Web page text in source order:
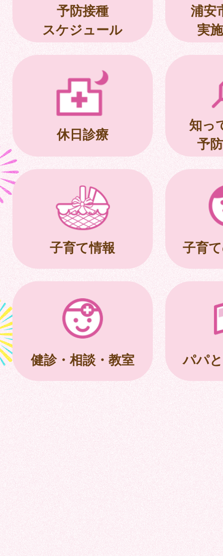
予防接種
スケジュール
浦安
実
休日診療
知っ
予
子育て情報 子育
健診・相談・教室 パパ